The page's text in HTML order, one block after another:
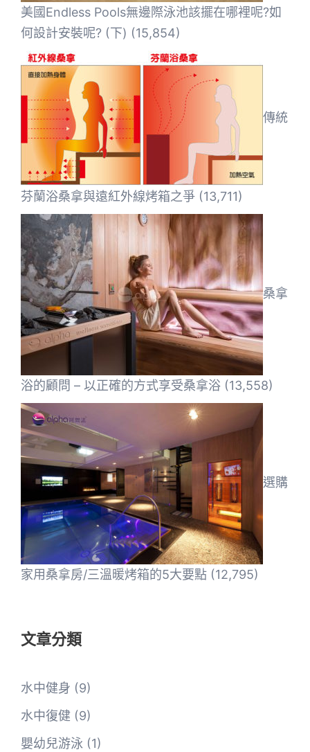
美國Endless Pools無邊際泳池該擺在哪裡呢?如
何設計安裝呢? (下) (15,854)
傳統
芬蘭浴桑拿與遠紅外線烤箱之爭 (13,711)
桑拿
浴的顧問 – 以正確的方式享受桑拿浴 (13,558)
選購
家用桑拿房/三溫暖烤箱的5大要點 (12,795)
文章分類
水中健身 (9)
水中復健 (9)
嬰幼兒游泳 (1)